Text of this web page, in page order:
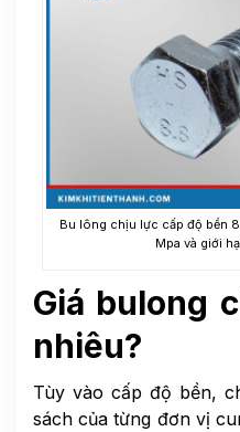
Bu lông chịu lực cấp độ bền
Mpa và giới
Giá bulong
nhiêu?
Tùy vào cấp độ bền,
sách của từng đơn vị